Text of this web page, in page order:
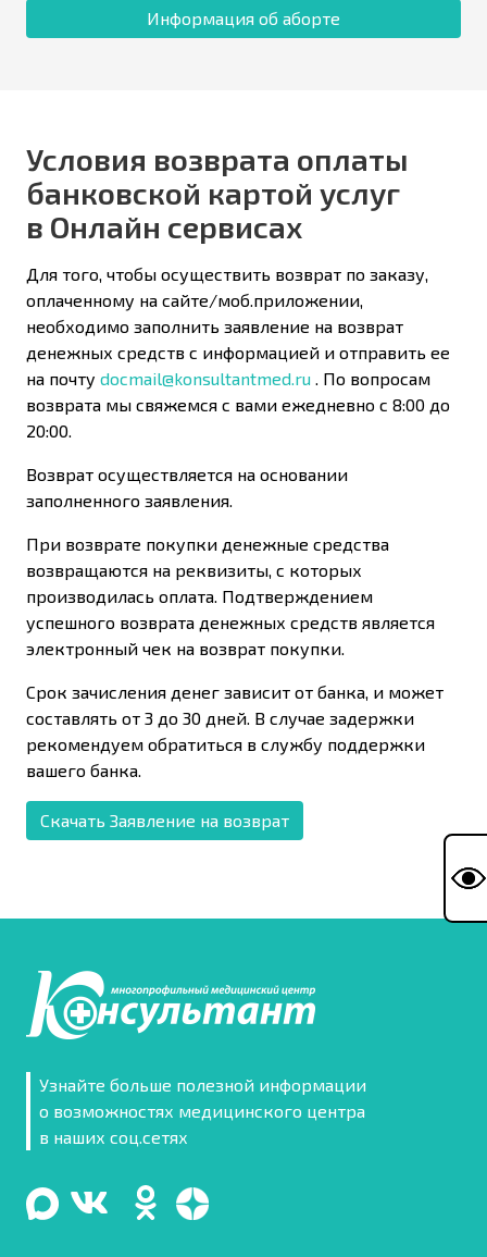
Информация об аборте
Условия возврата оплаты
банковской картой услуг
в Онлайн сервисах
Для того, чтобы осуществить возврат по заказу,
оплаченному на сайте/моб.приложении,
необходимо заполнить заявление на возврат
денежных средств с информацией и отправить ее
на почту docmail@konsultantmed.ru . По вопросам
возврата мы свяжемся с вами ежедневно с 8:00 до
20:00.
Возврат осуществляется на основании
заполненного заявления.
При возврате покупки денежные средства
возвращаются на реквизиты, с которых
производилась оплата. Подтверждением
успешного возврата денежных средств является
электронный чек на возврат покупки.
Срок зачисления денег зависит от банка, и может
составлять от 3 до 30 дней. В случае задержки
рекомендуем обратиться в службу поддержки
вашего банка.
Скачать Заявление на возврат
Узнайте больше полезной информации
о возможностях медицинского центра
в наших соц.сетях